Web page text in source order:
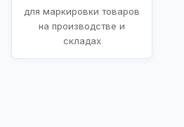
для маркировки товаров
на производстве и
складах